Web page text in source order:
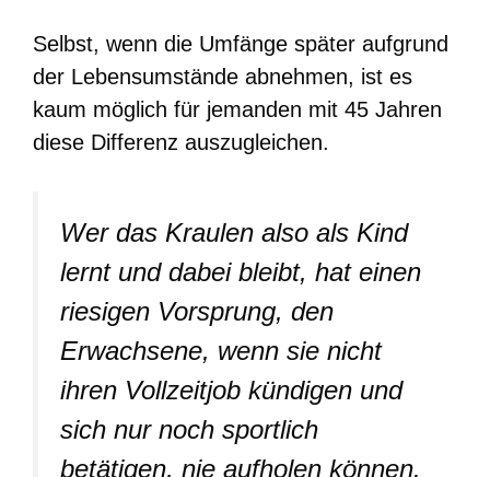
Selbst, wenn die Umfänge später aufgrund
der Lebensumstände abnehmen, ist es
kaum möglich für jemanden mit 45 Jahren
diese Differenz auszugleichen.
Wer das Kraulen also als Kind
lernt und dabei bleibt, hat einen
riesigen Vorsprung, den
Erwachsene, wenn sie nicht
ihren Vollzeitjob kündigen und
sich nur noch sportlich
betätigen, nie aufholen können.